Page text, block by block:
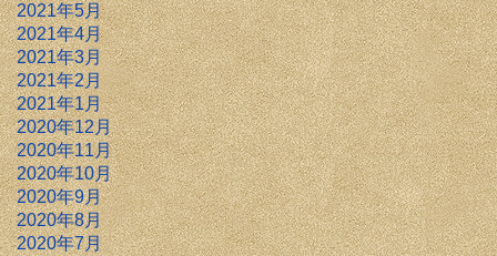
2021年5月
2021年4月
2021年3月
2021年2月
2021年1月
2020年12月
2020年11月
2020年10月
2020年9月
2020年8月
2020年7月